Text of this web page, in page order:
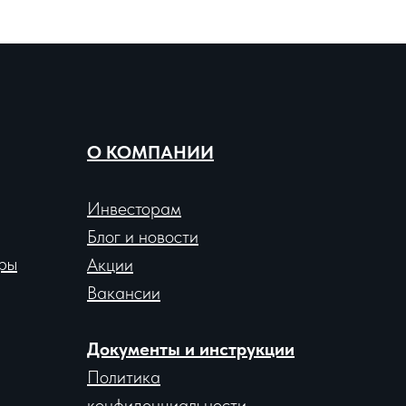
О КОМПАНИИ
Инвесторам
Блог и новости
Акции
Вакансии
Документы и инструкции
Политика